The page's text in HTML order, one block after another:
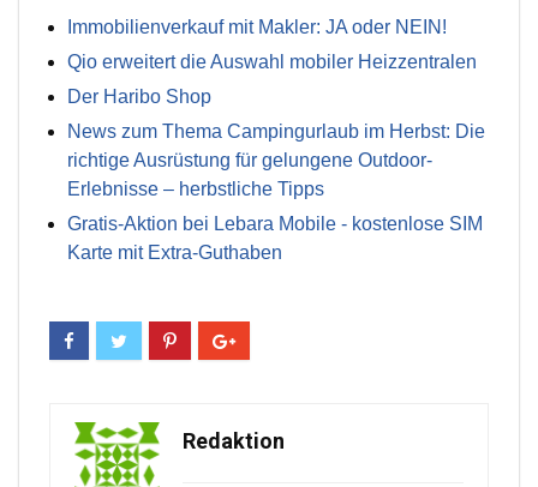
Immobilienverkauf mit Makler: JA oder NEIN!
Qio erweitert die Auswahl mobiler Heizzentralen
Der Haribo Shop
News zum Thema Campingurlaub im Herbst: Die
richtige Ausrüstung für gelungene Outdoor-
Erlebnisse – herbstliche Tipps
Gratis-Aktion bei Lebara Mobile - kostenlose SIM
Karte mit Extra-Guthaben
Redaktion